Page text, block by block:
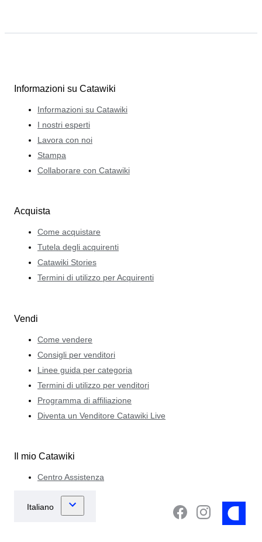
Informazioni su Catawiki
Informazioni su Catawiki
I nostri esperti
Lavora con noi
Stampa
Collaborare con Catawiki
Acquista
Come acquistare
Tutela degli acquirenti
Catawiki Stories
Termini di utilizzo per Acquirenti
Vendi
Come vendere
Consigli per venditori
Linee guida per categoria
Termini di utilizzo per venditori
Programma di affiliazione
Diventa un Venditore Catawiki Live
Il mio Catawiki
Centro Assistenza